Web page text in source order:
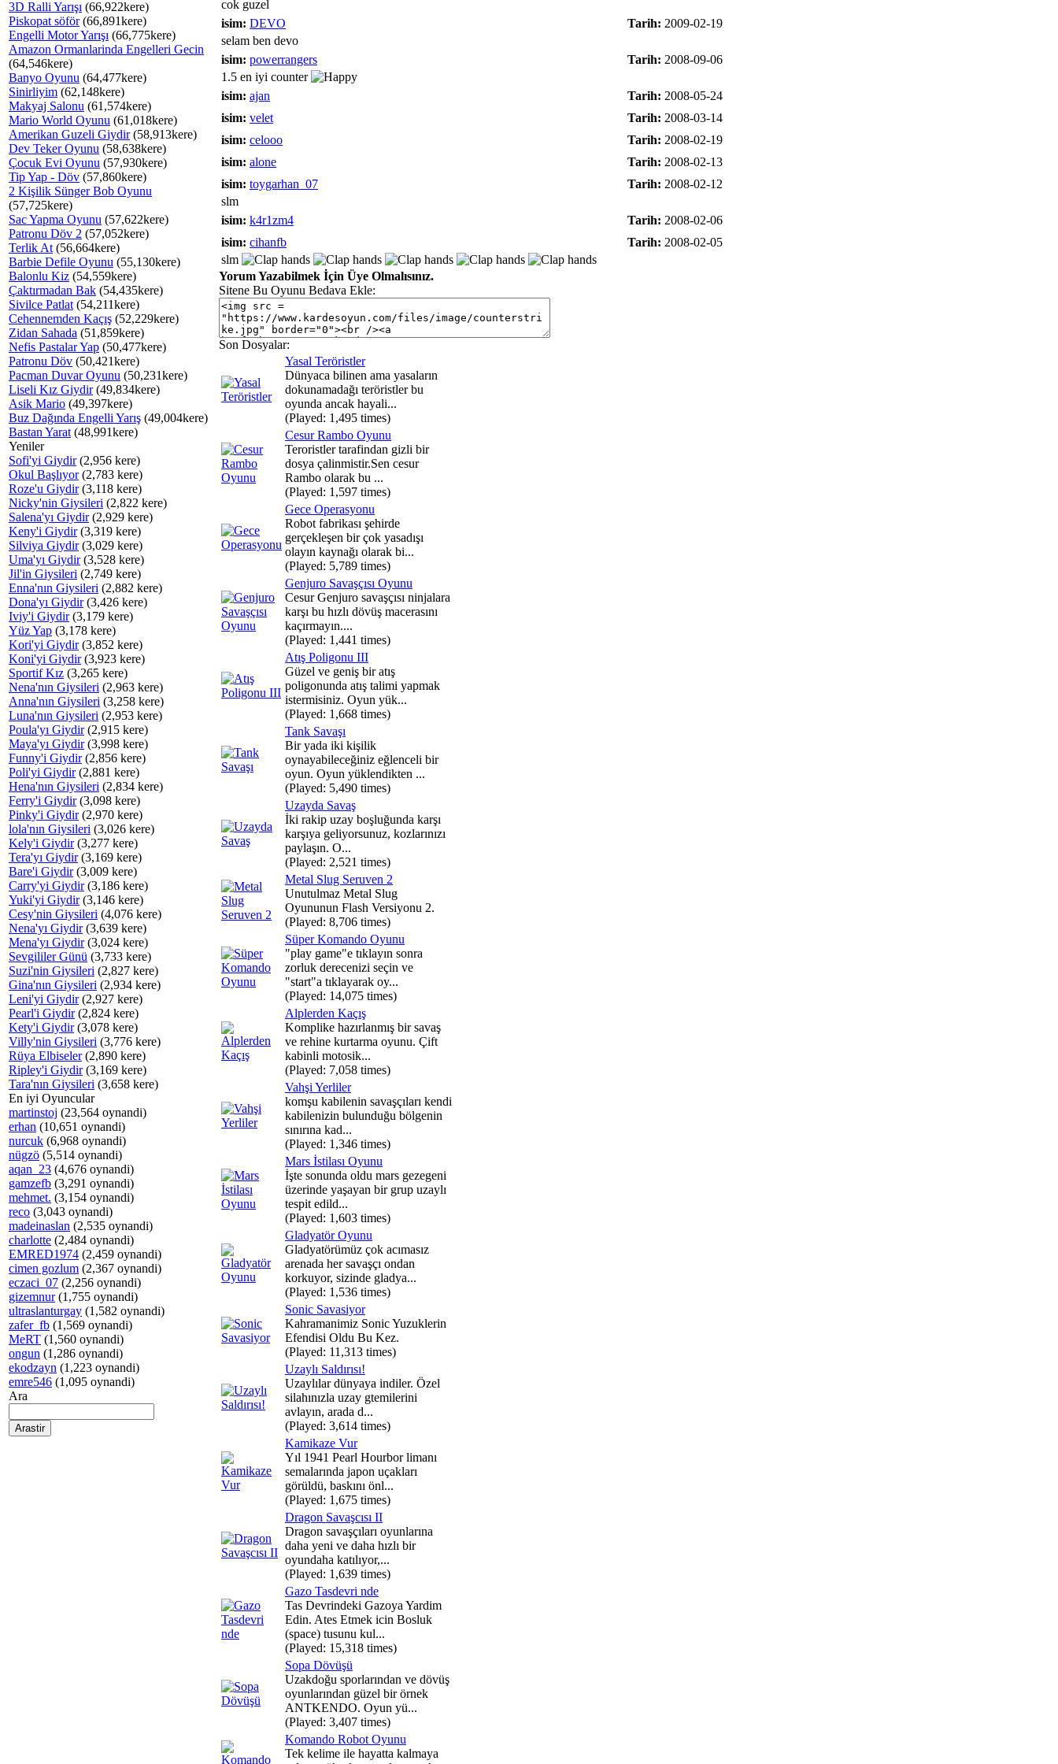
3D Ralli Yarışı (66,922kere)
Piskopat söför(66,891kere)
Engelli Motor Yarışı (66,775kere)
Amazon Ormanlarinda Engelleri Gecin
(64,546kere)
Banyo Oyunu (64,477kere)
Sinirliyim (62,148kere)
Makyaj Salonu (61,574kere)
Mario World Oyunu (61,018kere)
Amerikan Guzeli Giydir(58,913kere)
Dev Teker Oyunu (58,638kere)
Çocuk Evi Oyunu (57,930kere)
Tip Yap - Döv (57,860kere)
2 Kişilik Sünger Bob Oyunu
(57,725kere)
Sac Yapma Oyunu (57,622kere)
Patronu Döv 2 (57,052kere)
Terlik At (56,664kere)
Barbie Defile Oyunu (55,130kere)
Balonlu Kiz (54,559kere)
Çaktırmadan Bak (54,435kere)
Sivilce Patlat (54,211kere)
Cehennemden Kaçış (52,229kere)
Zidan Sahada (51,859kere)
Nefis Pastalar Yap (50,477kere)
Patronu Döv (50,421kere)
Pacman Duvar Oyunu (50,231kere)
Liseli Kız Giydir(49,834kere)
Asik Mario (49,397kere)
Buz Dağında Engelli Yarış (49,004kere)
Bastan Yarat (48,991kere)
Yeniler
Sofi'yi Giydir(2,956 kere)
Okul Başlıyor(2,783 kere)
Roze'u Giydir(3,118 kere)
Nicky'nin Giysileri (2,822 kere)
Salena'yı Giydir(2,929 kere)
Keny'i Giydir(3,319 kere)
Silviya Giydir(3,029 kere)
Uma'yı Giydir(3,528 kere)
Jil'in Giysileri (2,749 kere)
Enna'nın Giysileri (2,882 kere)
Dona'yı Giydir(3,426 kere)
Iviy'i Giydir(3,179 kere)
Yüz Yap (3,178 kere)
Kori'yi Giydir(3,852 kere)
Koni'yi Giydir(3,923 kere)
Sportif Kız (3,265 kere)
Nena'nın Giysileri (2,963 kere)
Anna'nın Giysileri (3,258 kere)
Luna'nın Giysileri (2,953 kere)
Poula'yı Giydir(2,915 kere)
Maya'yı Giydir(3,998 kere)
Funny'i Giydir(2,856 kere)
Poli'yi Giydir(2,881 kere)
Hena'nın Giysileri (2,834 kere)
Ferry'i Giydir(3,098 kere)
Pinky'i Giydir(2,970 kere)
lola'nın Giysileri (3,026 kere)
Kely'i Giydir(3,277 kere)
Tera'yı Giydir(3,169 kere)
Bare'i Giydir(3,009 kere)
Carry'yi Giydir(3,186 kere)
Yuki'yi Giydir(3,146 kere)
Cesy'nin Giysileri (4,076 kere)
Nena'yı Giydir(3,639 kere)
Mena'yı Giydir(3,024 kere)
Sevgililer Günü (3,733 kere)
Suzi'nin Giysileri (2,827 kere)
Gina'nın Giysileri (2,934 kere)
Leni'yi Giydir(2,927 kere)
Pearl'i Giydir(2,824 kere)
Kety'i Giydir(3,078 kere)
Villy'nin Giysileri (3,776 kere)
Rüya Elbiseler(2,890 kere)
Ripley'i Giydir(3,169 kere)
Tara'nın Giysileri (3,658 kere)
En iyi Oyuncular
martinstoj (23,564 oynandi)
erhan (10,651 oynandi)
nurcuk (6,968 oynandi)
nügzö (5,514 oynandi)
aqan_23 (4,676 oynandi)
gamzefb (3,291 oynandi)
mehmet. (3,154 oynandi)
reco (3,043 oynandi)
madeinaslan (2,535 oynandi)
charlotte (2,484 oynandi)
EMRED1974 (2,459 oynandi)
cimen gozlum (2,367 oynandi)
eczaci_07 (2,256 oynandi)
gizemnur(1,755 oynandi)
ultraslanturgay (1,582 oynandi)
zafer_fb (1,569 oynandi)
MeRT (1,560 oynandi)
ongun (1,286 oynandi)
ekodzayn (1,223 oynandi)
emre546 (1,095 oynandi)
Ara
cok guzel
isim: DEVO Tarih: 2009-02-19
selam ben devo
isim: powerrangers Tarih: 2008-09-06
1.5 en iyi counter
isim: ajan Tarih: 2008-05-24
isim: velet Tarih: 2008-03-14
isim: celooo Tarih: 2008-02-19
isim: alone Tarih: 2008-02-13
isim: toygarhan_07 Tarih: 2008-02-12
slm
isim: k4r1zm4 Tarih: 2008-02-06
isim: cihanfb Tarih: 2008-02-05
slm
Yorum Yazabilmek İçin Üye Olmalısınız.
Sitene Bu Oyunu Bedava Ekle:
Son Dosyalar:
Yasal Teröristler
Dünyaca bilinen ama yasaların
dokunamadağı teröristler bu
oyunda ancak hayali...
(Played: 1,495 times)
Cesur Rambo Oyunu
Teroristler tarafindan gizli bir
dosya çalinmistir.Sen cesur
Rambo olarak bu ...
(Played: 1,597 times)
Gece Operasyonu
Robot fabrikası şehirde
gerçekleşen bir çok yasadışı
olayın kaynağı olarak bi...
(Played: 5,789 times)
Genjuro Savaşçısı Oyunu
Cesur Genjuro savaşçısı ninjalara
karşı bu hızlı dövüş macerasını
kaçırmayın....
(Played: 1,441 times)
Atış Poligonu III
Güzel ve geniş bir atış
poligonunda atış talimi yapmak
istermisiniz. Oyun yük...
(Played: 1,668 times)
Tank Savaşı
Bir yada iki kişilik
oynayabileceğiniz eğlenceli bir
oyun. Oyun yüklendikten ...
(Played: 5,490 times)
Uzayda Savaş
İki rakip uzay boşluğunda karşı
karşıya geliyorsunuz, kozlarınızı
paylaşın. O...
(Played: 2,521 times)
Metal Slug Seruven 2
Unutulmaz Metal Slug
Oyununun Flash Versiyonu 2.
(Played: 8,706 times)
Süper Komando Oyunu
"play game"e tıklayın sonra
zorluk derecenizi seçin ve
"start"a tıklayarak oy...
(Played: 14,075 times)
Alplerden Kaçış
Komplike hazırlanmış bir savaş
ve rehine kurtarma oyunu. Çift
kabinli motosik...
(Played: 7,058 times)
Vahşi Yerliler
komşu kabilenin savaşçıları kendi
kabilenizin bulunduğu bölgenin
sınırına kad...
(Played: 1,346 times)
Mars İstilası Oyunu
İşte sonunda oldu mars gezegeni
üzerinde yaşayan bir grup uzaylı
tespit edild...
(Played: 1,603 times)
Gladyatör Oyunu
Gladyatörümüz çok acımasız
arenada her savaşçı ondan
korkuyor, sizinde gladya...
(Played: 1,536 times)
Sonic Savasiyor
Kahramanimiz Sonic Yuzuklerin
Efendisi Oldu Bu Kez.
(Played: 11,313 times)
Uzaylı Saldırısı!
Uzaylılar dünyaya indiler. Özel
silahınızla uzay gtemilerini
avlayın, arada d...
(Played: 3,614 times)
Kamikaze Vur
Yıl 1941 Pearl Hourbor limanı
semalarında japon uçakları
görüldü, baskını önl...
(Played: 1,675 times)
Dragon Savaşcısı II
Dragon savaşçıları oyunlarına
daha yeni ve daha hızlı bir
oyundaha katılıyor,...
(Played: 1,639 times)
Gazo Tasdevri nde
Tas Devrindeki Gazoya Yardim
Edin. Ates Etmek icin Bosluk
(space) tusunu kul...
(Played: 15,318 times)
Sopa Dövüşü
Uzakdoğu sporlarından ve dövüş
oyunlarından güzel bir örnek
ANTKENDO. Oyun yü...
(Played: 3,407 times)
Komando Robot Oyunu
Tek kelime ile hayatta kalmaya